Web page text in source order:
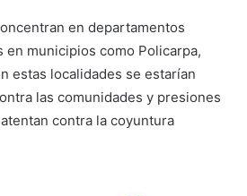
en departamentos
en municipios como Policarpa,
estas localidades se estarían
las comunidades y presiones
contra la coyuntura